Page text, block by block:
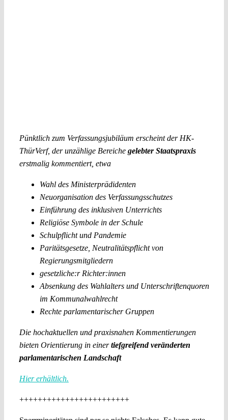
Pünktlich zum Verfassungsjubiläum erscheint der HK-
ThürVerf, der unzählige Bereiche gelebter Staatspraxis
erstmalig kommentiert, etwa
Wahl des Ministerprädidenten
Neuorganisation des Verfassungsschutzes
Einführung des inklusiven Unterrichts
Religiöse Symbole in der Schule
Schulpflicht und Pandemie
Paritätsgesetze, Neutralitätspflicht von
Regierungsmitgliedern
gesetzliche:r Richter:innen
Absenkung des Wahlalters und Unterschriftenquoren
im Kommunalwahlrecht
Rechte parlamentarischer Gruppen
Die hochaktuellen und praxisnahen Kommentierungen
bieten Orientierung in einertiefgreifend veränderten
parlamentarischen Landschaft
Hier erhältlich.
++++++++++++++++++++++++